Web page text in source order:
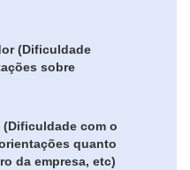
(Dificuldade
sobre
(Dificuldade com o
quanto
da empresa, etc)